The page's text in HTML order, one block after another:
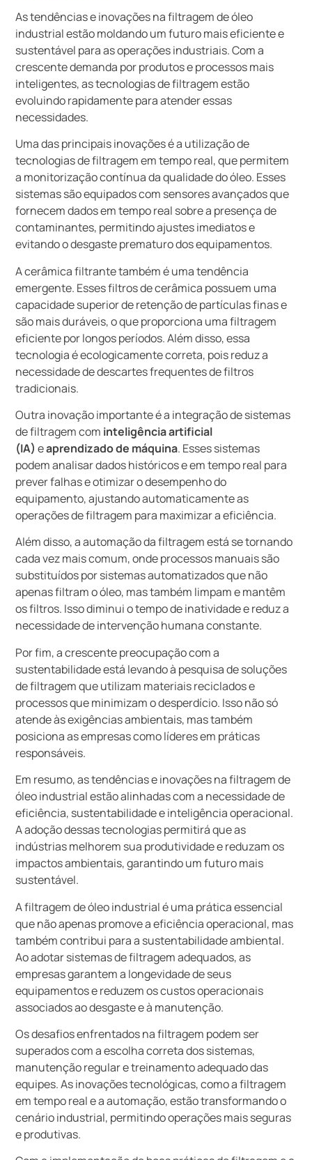
As tendências e inovações na filtragem de óleo
industrial estão moldando um futuro mais eficiente e
sustentável para as operações industriais. Com a
crescente demanda por produtos e processos mais
inteligentes, as tecnologias de filtragem estão
evoluindo rapidamente para atender essas
necessidades.
Uma das principais inovações é a utilização de
tecnologias de filtragem em tempo real, que permitem
a monitorização contínua da qualidade do óleo. Esses
sistemas são equipados com sensores avançados que
fornecem dados em tempo real sobre a presença de
contaminantes, permitindo ajustes imediatos e
evitando o desgaste prematuro dos equipamentos.
A cerâmica filtrante também é uma tendência
emergente. Esses filtros de cerâmica possuem uma
capacidade superior de retenção de partículas finas e
são mais duráveis, o que proporciona uma filtragem
eficiente por longos períodos. Além disso, essa
tecnologia é ecologicamente correta, pois reduz a
necessidade de descartes frequentes de filtros
tradicionais.
Outra inovação importante é a integração de sistemas
de filtragem com inteligência artificial
(IA) eaprendizado de máquina. Esses sistemas
podem analisar dados históricos e em tempo real para
prever falhas e otimizar o desempenho do
equipamento, ajustando automaticamente as
operações de filtragem para maximizar a eficiência.
Além disso, a automação da filtragem está se tornando
cada vez mais comum, onde processos manuais são
substituídos por sistemas automatizados que não
apenas filtram o óleo, mas também limpam e mantêm
os filtros. Isso diminui o tempo de inatividade e reduz a
necessidade de intervenção humana constante.
Por fim, a crescente preocupação com a
sustentabilidade está levando à pesquisa de soluções
de filtragem que utilizam materiais reciclados e
processos que minimizam o desperdício. Isso não só
atende às exigências ambientais, mas também
posiciona as empresas como líderes em práticas
responsáveis.
Em resumo, as tendências e inovações na filtragem de
óleo industrial estão alinhadas com a necessidade de
eficiência, sustentabilidade e inteligência operacional.
A adoção dessas tecnologias permitirá que as
indústrias melhorem sua produtividade e reduzam os
impactos ambientais, garantindo um futuro mais
sustentável.
A filtragem de óleo industrial é uma prática essencial
que não apenas promove a eficiência operacional, mas
também contribui para a sustentabilidade ambiental.
Ao adotar sistemas de filtragem adequados, as
empresas garantem a longevidade de seus
equipamentos e reduzem os custos operacionais
associados ao desgaste e à manutenção.
Os desafios enfrentados na filtragem podem ser
superados com a escolha correta dos sistemas,
manutenção regular e treinamento adequado das
equipes. As inovações tecnológicas, como a filtragem
em tempo real e a automação, estão transformando o
cenário industrial, permitindo operações mais seguras
e produtivas.